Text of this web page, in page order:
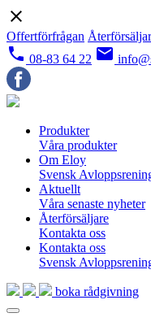
close
Offertförfrågan
local_phone 08-83 64 22 email
Produkter
Våra produkter
Om Eloy
Svensk
Aktuellt
Våra senaste nyheter
Återförsäljare
Kontakta oss
Kontakta oss
Svensk
boka rådgivning